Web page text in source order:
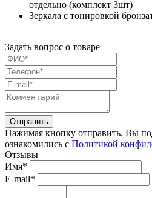
отдельно (комплект 3шт)
Зеркала с тонировкой
Задать вопрос о товаре
Нажимая кнопку отправить, Вы
ознакомились с Политикой
Отзывы
Имя*
E-mail*